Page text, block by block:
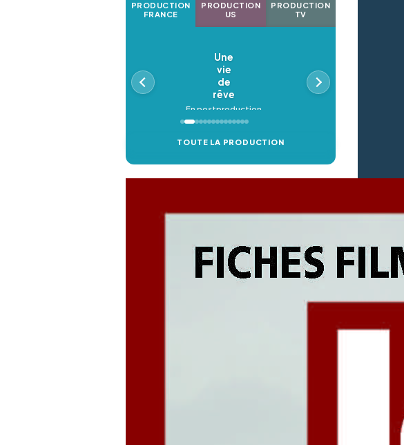
PRODUCTION
FRANCE
PRODUCTION
US
PRODUCTION
TV
Une
vie
de
rêve
En postproduction
TOUTE LA PRODUCTION